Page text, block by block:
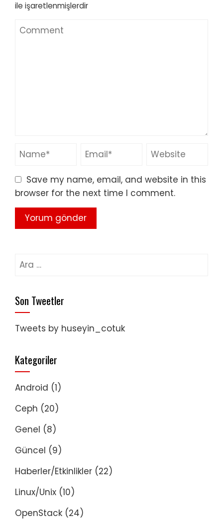
ile işaretlenmişlerdir
Save my name, email, and website in this
browser for the next time I comment.
Arama:
Son Tweetler
Tweets by huseyin_cotuk
Kategoriler
Android (1)
Ceph (20)
Genel (8)
Güncel (9)
Haberler/Etkinlikler (22)
Linux/Unix (10)
OpenStack (24)